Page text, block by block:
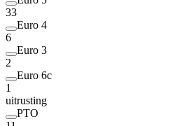
33
Euro 4
6
Euro 3
2
Euro 6c
1
uitrusting
PTO